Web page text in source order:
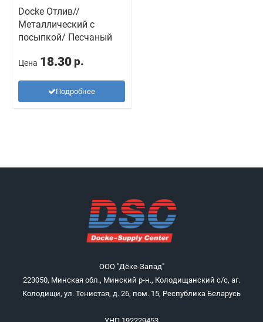
Docke Отлив//
Металлический с
посыпкой/ Песчаный
Цена 18.30 р.
Подробнее
ООО "Дёке-Запад"
223050, Минская обл., Минский р-н., Колодищанский с/с, аг.
Колодищи, ул. Тенистая, д. 26, пом. 15, Республика Беларусь